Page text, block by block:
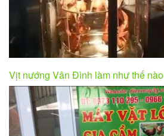
Vịt nướng Vân Đình làm như thế nào